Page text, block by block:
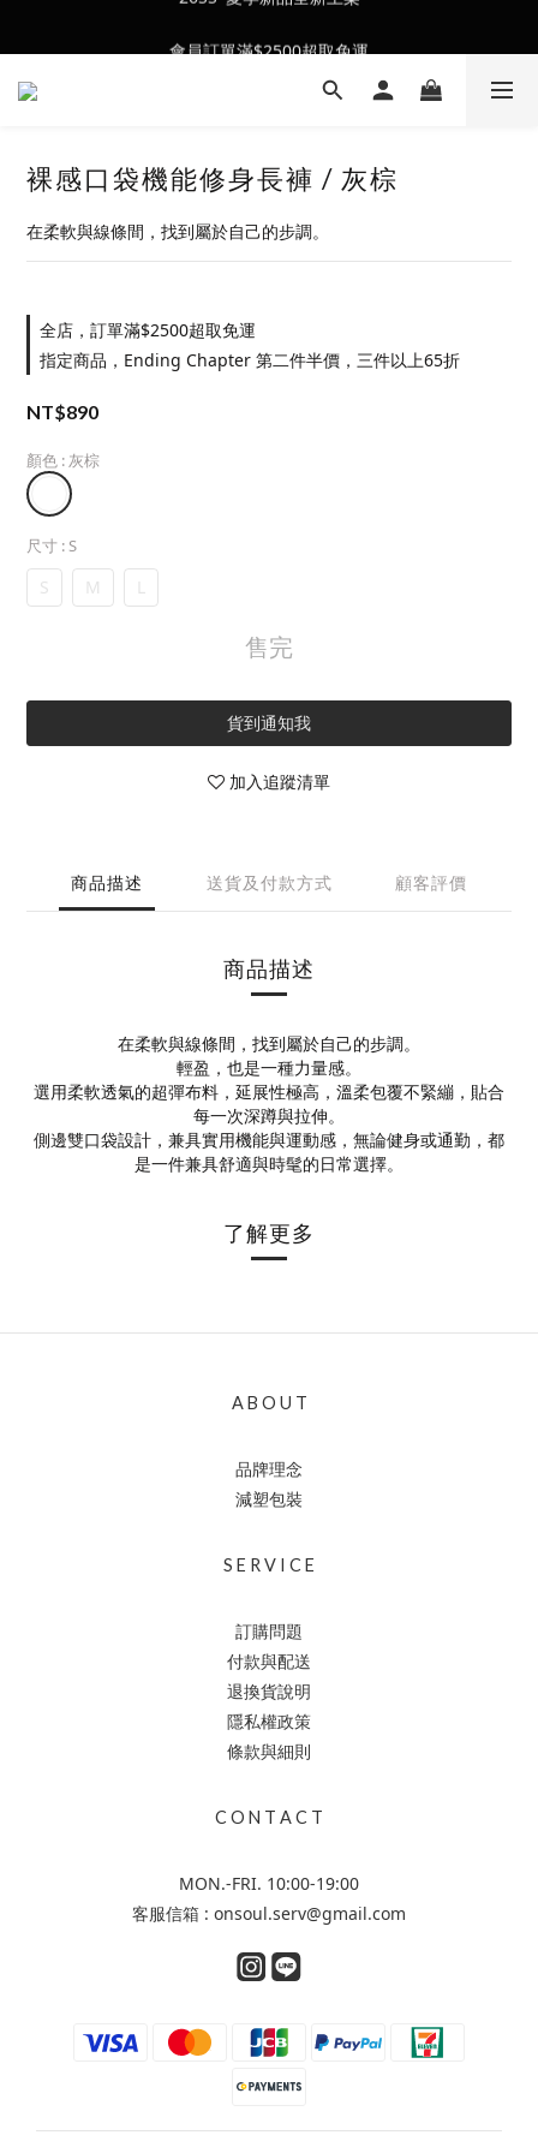
會員訂單滿$2500超取免運
裸感口袋機能修身長褲 / 灰棕
在柔軟與線條間，找到屬於自己的步調。
全店，訂單滿$2500超取免運
指定商品，Ending Chapter 第二件半價，三件以上65折
NT$890
顏色 : 灰棕
尺寸 : S
S M L
售完
貨到通知我
加入追蹤清單
商品描述 送貨及付款方式 顧客評價
商品描述
在柔軟與線條間，找到屬於自己的步調。
輕盈，也是一種力量感。
選用柔軟透氣的超彈布料，延展性極高，溫柔包覆不緊繃，貼合
每一次深蹲與拉伸。
側邊雙口袋設計，兼具實用機能與運動感，無論健身或通勤，都
是一件兼具舒適與時髦的日常選擇。
了解更多
A B O U T
品牌理念
減塑包裝
S E R V I C E
訂購問題
付款與配送
退換貨說明
隱私權政策
條款與細則
C O N T A C T
MON.-FRI. 10:00-19:00
客服信箱 : onsoul.serv@gmail.com